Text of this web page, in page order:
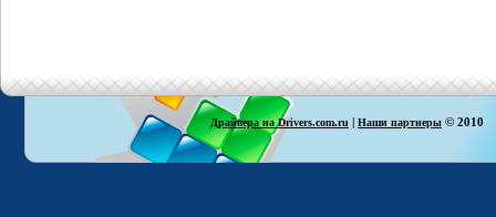
Драйвера на Drivers.com.ru | Наши партнеры © 2010